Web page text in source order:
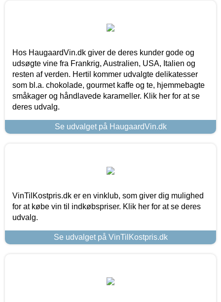
Hos HaugaardVin.dk giver de deres kunder gode og
udsøgte vine fra Frankrig, Australien, USA, Italien og
resten af verden. Hertil kommer udvalgte delikatesser
som bl.a. chokolade, gourmet kaffe og te, hjemmebagte
småkager og håndlavede karameller. Klik her for at se
deres udvalg.
Se udvalget på HaugaardVin.dk
VinTilKostpris.dk er en vinklub, som giver dig mulighed
for at købe vin til indkøbspriser. Klik her for at se deres
udvalg.
Se udvalget på VinTilKostpris.dk